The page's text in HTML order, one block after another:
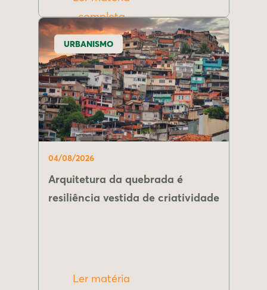
completa
URBANISMO
04/08/2026
Arquitetura da quebrada é
resiliência vestida de criatividade
Ler matéria